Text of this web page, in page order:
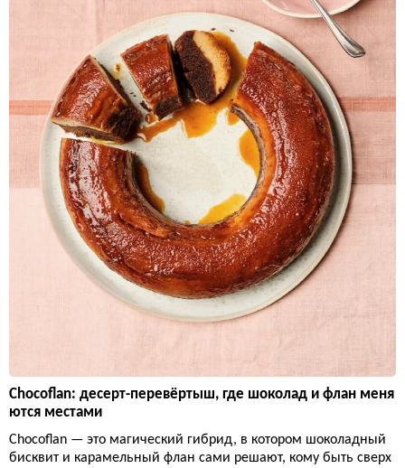
Chocoflan: десерт-перевёртыш, где шоколад и флан меня
ются местами
Chocoflan — это магический гибрид, в котором шоколадный
бисквит и карамельный флан сами решают, кому быть сверх